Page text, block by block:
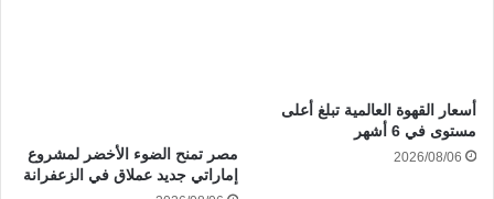
أسعار القهوة العالمية تبلغ أعلى
مستوى في 6 أشهر
2026/08/06
مصر تمنح الضوء الأخضر لمشروع
إماراتي جديد عملاق في الزعفرانة